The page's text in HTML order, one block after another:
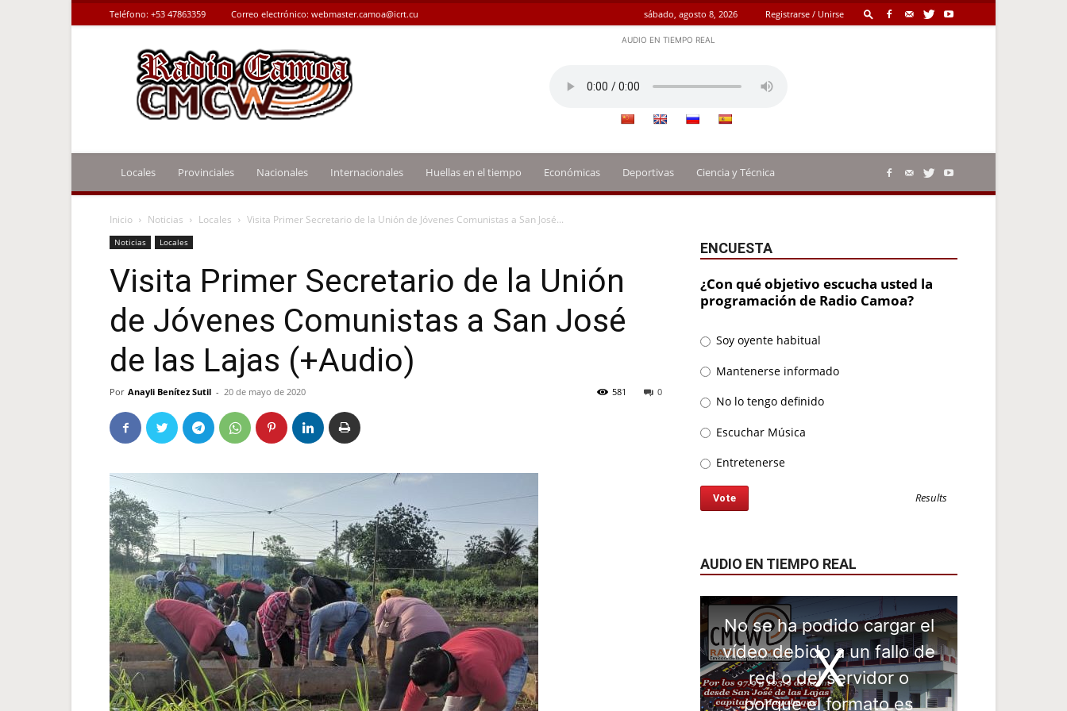
sábado, agosto 8, 2026 Registrarse / Unirse
Teléfono: +53 47863359 Correo electrónico: webmaster.camoa@icrt.cu
Radio
Camoa
AUDIO EN TIEMPO REAL
Locales Provinciales Nacionales Internacionales Huellas en el tiempo Económicas Deportivas Ciencia y Técnica
Inicio Noticias Locales Visita Primer Secretario de la Unión de Jóvenes Comunistas a San José...
Noticias Locales
Visita Primer Secretario de la Unión
de Jóvenes Comunistas a San José
de las Lajas (+Audio)
Por Anayli Benítez Sutil - 20 de mayo de 2020 0
581
ENCUESTA
¿Con qué objetivo escucha usted la
programación de Radio Camoa?
Soy oyente habitual
Mantenerse informado
No lo tengo definido
Escuchar Música
Entretenerse
Results
AUDIO EN TIEMPO REAL